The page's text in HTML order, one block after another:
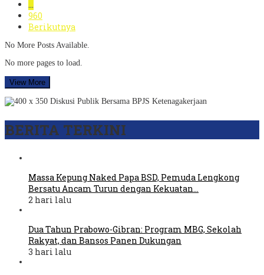
…
960
Berikutnya
No More Posts Available.
No more pages to load.
View More
BERITA TERKINI
Massa Kepung Naked Papa BSD, Pemuda Lengkong
Bersatu Ancam Turun dengan Kekuatan…
2 hari lalu
Dua Tahun Prabowo-Gibran: Program MBG, Sekolah
Rakyat, dan Bansos Panen Dukungan
3 hari lalu